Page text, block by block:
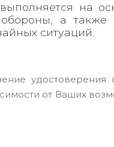
на
а также
ситуаций.
удостоверения
от Ваших